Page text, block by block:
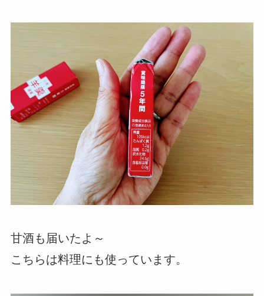
甘酒も届いたよ～
こちらは料理にも使っています。